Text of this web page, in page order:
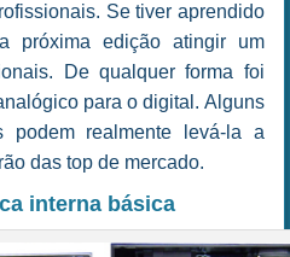
Se tiver aprendido
próxima edição atingir um
De qualquer forma foi
para o digital. Alguns
podem realmente levá-la a
das top de mercado.
interna básica